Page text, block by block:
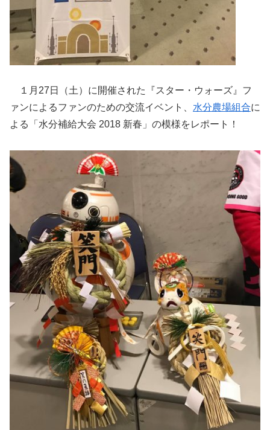
１月27日（土）に開催された『スター・ウォーズ』フ
ァンによるファンのための交流イベント、 水分農場組合に
よる「水分補給大会 2018 新春」の模様をレポート！